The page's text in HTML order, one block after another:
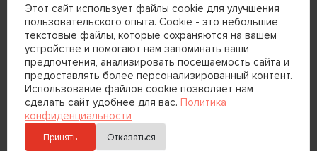
помещение 26Н, комната 103
ИНН 7813672570 КПП 781301001 ОГРН 1237800058870
Политика конфиденциальности
Политика обработки
персональных данных
Телефон для связи:
+7 (812) 200-99-98
+7 (812) 200-88-89
Этот сайт использует файлы cookie для улучшения
пользовательского опыта. Cookie - это небольшие
текстовые файлы, которые сохраняются на вашем
устройстве и помогают нам запоминать ваши
предпочтения, анализировать посещаемость сайта и
предоставлять более персонализированный контент.
Использование файлов cookie позволяет нам
сделать сайт удобнее для вас. Политика
конфиденциальности
Принять Отказаться